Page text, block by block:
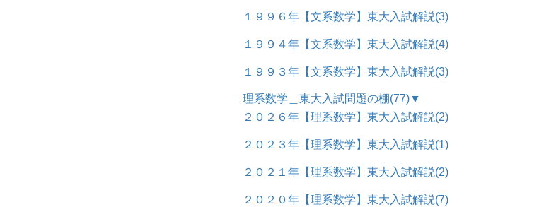
１９９６年【文系数学】東大入試解説(3)
１９９４年【文系数学】東大入試解説(4)
１９９３年【文系数学】東大入試解説(3)
理系数学＿東大入試問題の棚(77)▼
２０２６年【理系数学】東大入試解説(2)
２０２３年【理系数学】東大入試解説(1)
２０２１年【理系数学】東大入試解説(2)
２０２０年【理系数学】東大入試解説(7)